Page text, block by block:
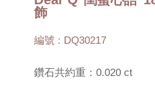
飾
編號 : DQ30217
鑽石共約重：0.020 ct